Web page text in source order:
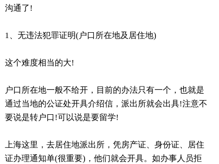
沟通了!
1、无违法犯罪证明(户口所在地及居住地)
这个难度相当的大!
户口所在地一般不给开，目前的办法只有一个，也就是
通过当地的公证处开具介绍信，派出所就会出具!注意不
要说是转户口!可以说是要留学!
上海这里，去居住地派出所，凭房产证、身份证、居住
证办理通知单(很重要)，他们就会开具。如办事人员拒